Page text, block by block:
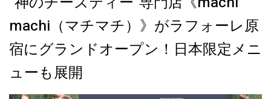
machi（マチマチ）》がラフォーレ原
宿にグランドオープン！日本限定メニ
ューも展開